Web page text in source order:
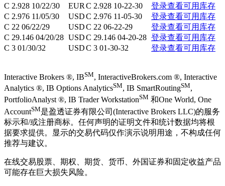
C 2.928 10/22/30
EUR C 2.928 10-22-30
登录查看可用库存
C 2.976 11/05/30
USDC 2.976 11-05-30
登录查看可用库存
C 22 06/22/29
USDC 22 06-22-29
登录查看可用库存
C 29.146 04/20/28 USDC 29.146 04-20-28 登录查看可用库存
C 3 01/30/32
USDC 3 01-30-32 登录查看可用库存
Interactive Brokers ®, IBSM, InteractiveBrokers.com ®, Interactive
Analytics ®, IB Options AnalyticsSM, IB SmartRoutingSM,
PortfolioAnalyst ®, IB Trader WorkstationSM 和One World, One
AccountSM是盈透证券有限公司(Interactive Brokers LLC)的服务
标示和/或注册商标。任何声明的证明文件和统计数据均将根
据要求提供。显示的交易代码仅作演示说明用途，不构成任何
推荐与建议。
在线交易股票、期权、期货、货币、外国证券和固定收益产品
可能存在巨大损失风险。